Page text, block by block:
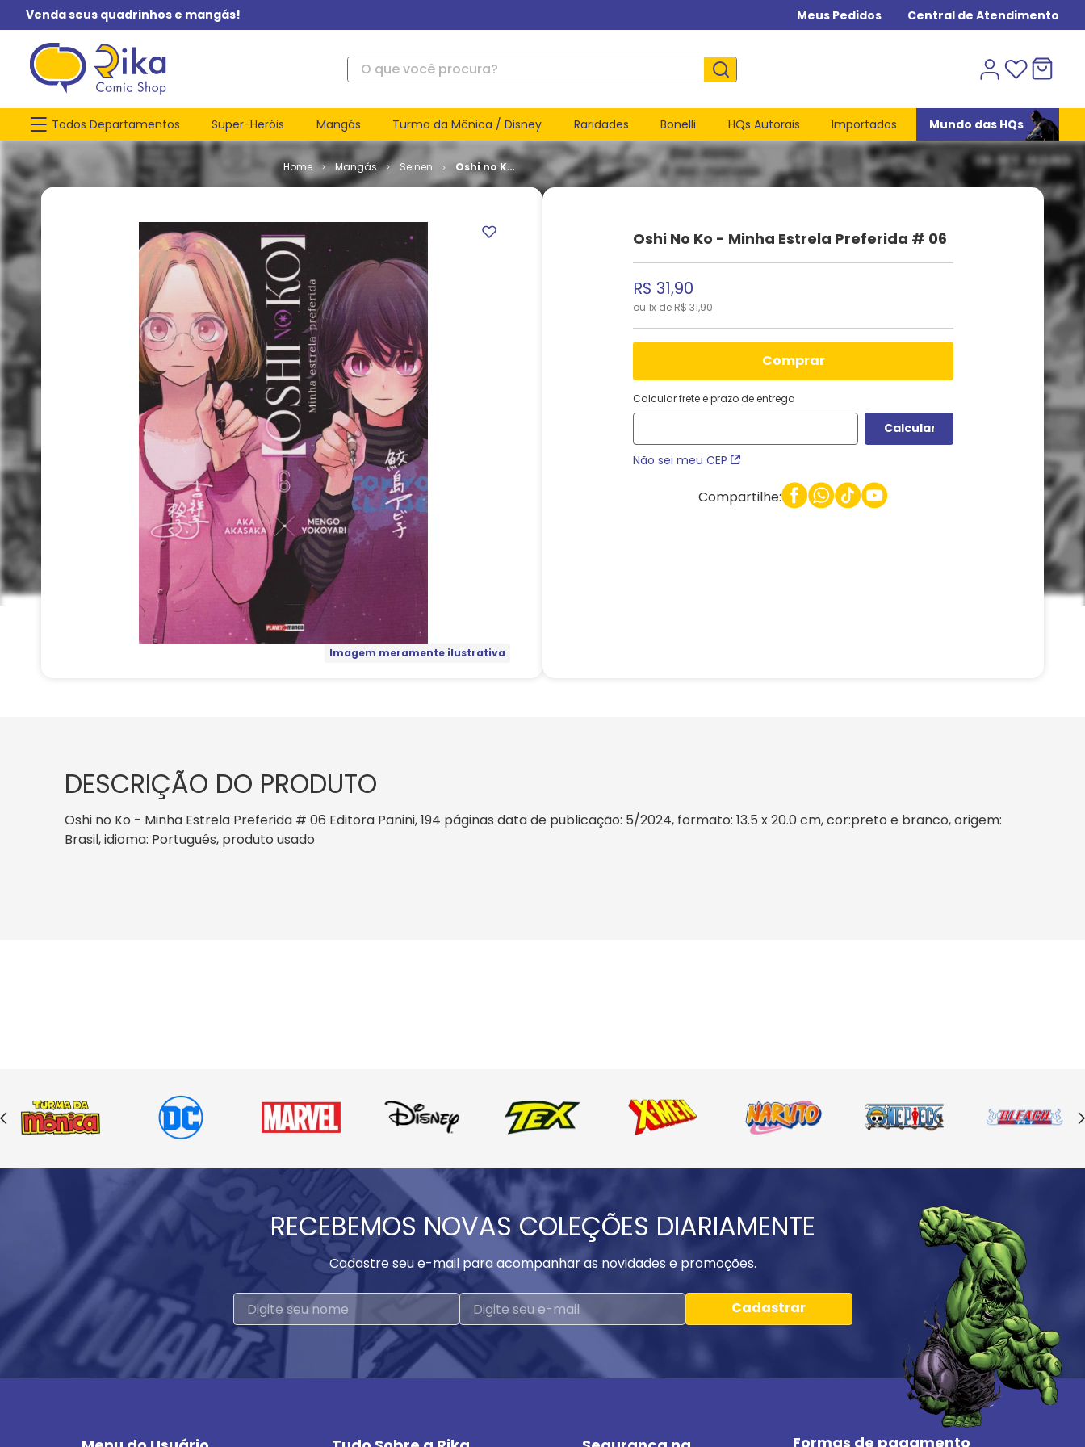
Venda seus quadrinhos e mangás! Meus Pedidos Central de Atendimento
O que você procura?
Todos Departamentos Super-Heróis Mangás Turma da Mônica / Disney Raridades Bonelli HQs Autorais Importados Mundo das HQs
Mangás Seinen
Oshi no Ko
- Minha
Imagem meramente ilustrativa
Oshi No Ko - Minha Estrela Preferida # 06
R$ 31,90
ou 1x de R$ 31,90
comprar
Calcular frete e prazo de entrega
Não sei meu CEP
Compartilhe:
DESCRIÇÃO DO PRODUTO
Oshi no Ko - Minha Estrela Preferida # 06 Editora Panini, 194 páginas data de publicação: 5/2024, formato: 13.5 x 20.0 cm, cor:preto e branco, origem:
Brasil, idioma: Português, produto usado
RECEBEMOS NOVAS COLEÇÕES DIARIAMENTE
Cadastre seu e-mail para acompanhar as novidades e promoções.
Cadastrar
Formas de pagamento